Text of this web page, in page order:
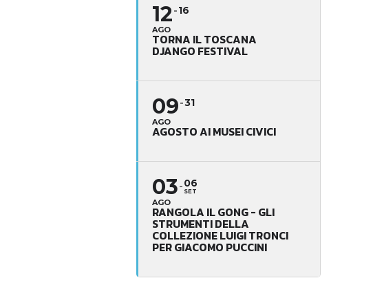
12
AGO
16
TORNA IL TOSCANA
DJANGO FESTIVAL
09
AGO
31
AGOSTO AI MUSEI CIVICI
03
AGO
06
SET
RANGOLA IL GONG - GLI
STRUMENTI DELLA
COLLEZIONE LUIGI TRONCI
PER GIACOMO PUCCINI